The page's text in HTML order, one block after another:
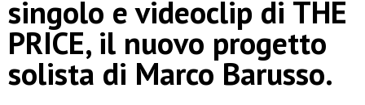
singolo e videoclip di THE
PRICE, il nuovo progetto
solista di Marco Barusso.